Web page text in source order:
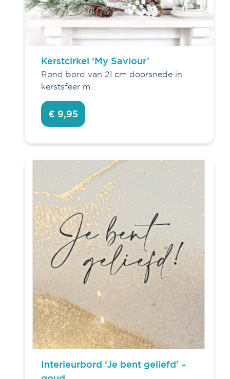
Boeken
Decoratie
Fashion
Kaarten
Wanddecoratie
SALE!
Sieraden
Overig
Kerstcirkel ‘My Saviour’
Rond bord van 21 cm doorsnede in
kerstsfeer m…
€ 9,95
Interieurbord ‘Je bent geliefd’ –